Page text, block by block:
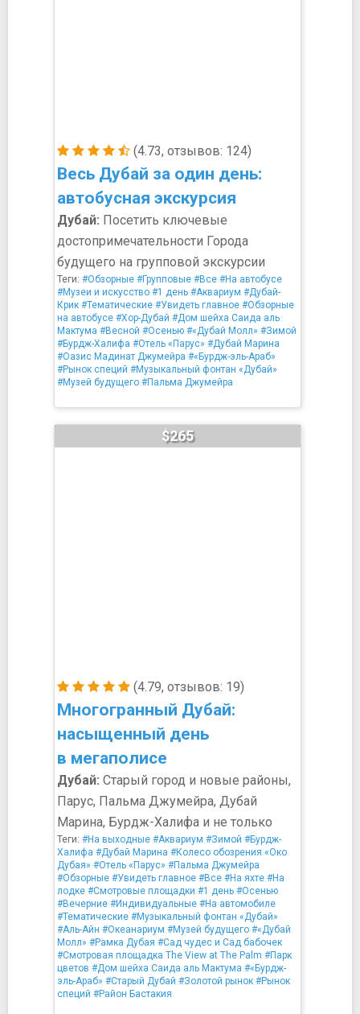
(4.73, отзывов: 124)
Весь Дубай за один день:
автобусная экскурсия
Дубай: Посетить ключевые
достопримечательности Города
будущего на групповой экскурсии
Теги: #Обзорные #Групповые #Все #На автобусе
#Музеи и искусство #1 день #Аквариум #Дубай-
Крик #Тематические #Увидеть главное #Обзорные
на автобусе #Хор-Дубай #Дом шейха Саида аль
Мактума #Весной #Осенью #«Дубай Молл» #Зимой
#Бурдж-Халифа #Отель «Парус» #Дубай Марина
#Оазис Мадинат Джумейра #«Бурдж-эль-Араб»
#Рынок специй #Музыкальный фонтан «Дубай»
#Музей будущего #Пальма Джумейра
(4.79, отзывов: 19)
Многогранный Дубай:
насыщенный день
в мегаполисе
$265
Дубай: Старый город и новые районы,
Парус, Пальма Джумейра, Дубай
Марина, Бурдж-Халифа и не только
Теги: #На выходные #Аквариум #Зимой #Бурдж-
Халифа #Дубай Марина #Колесо обозрения «Око
Дубая» #Отель «Парус» #Пальма Джумейра
#Обзорные #Увидеть главное #Все #На яхте #На
лодке #Смотровые площадки #1 день #Осенью
#Вечерние #Индивидуальные #На автомобиле
#Тематические #Музыкальный фонтан «Дубай»
#Аль-Айн #Океанариум #Музей будущего #«Дубай
Молл» #Рамка Дубая #Сад чудес и Сад бабочек
#Смотровая площадка The View at The Palm #Парк
цветов #Дом шейха Саида аль Мактума #«Бурдж-
эль-Араб» #Старый Дубай #Золотой рынок #Рынок
специй #Район Бастакия